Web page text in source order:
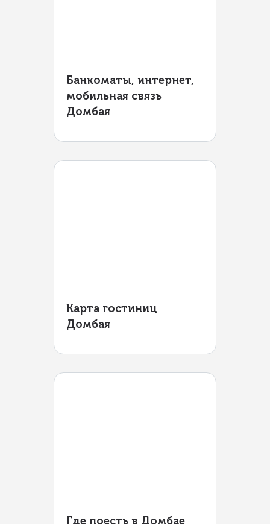
Банкоматы, интернет,
мобильная связь
Домбая
Карта гостиниц
Домбая
Где поесть в Домбае